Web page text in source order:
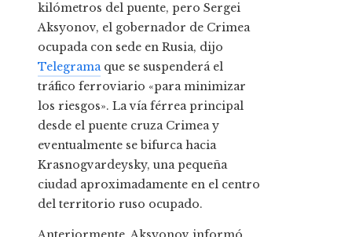
kilómetros del puente, pero Sergei
Aksyonov, el gobernador de Crimea
ocupada con sede en Rusia, dijo
Telegramaque se suspenderá el
tráfico ferroviario «para minimizar
los riesgos». La vía férrea principal
desde el puente cruza Crimea y
eventualmente se bifurca hacia
Krasnogvardeysky, una pequeña
ciudad aproximadamente en el centro
del territorio ruso ocupado.